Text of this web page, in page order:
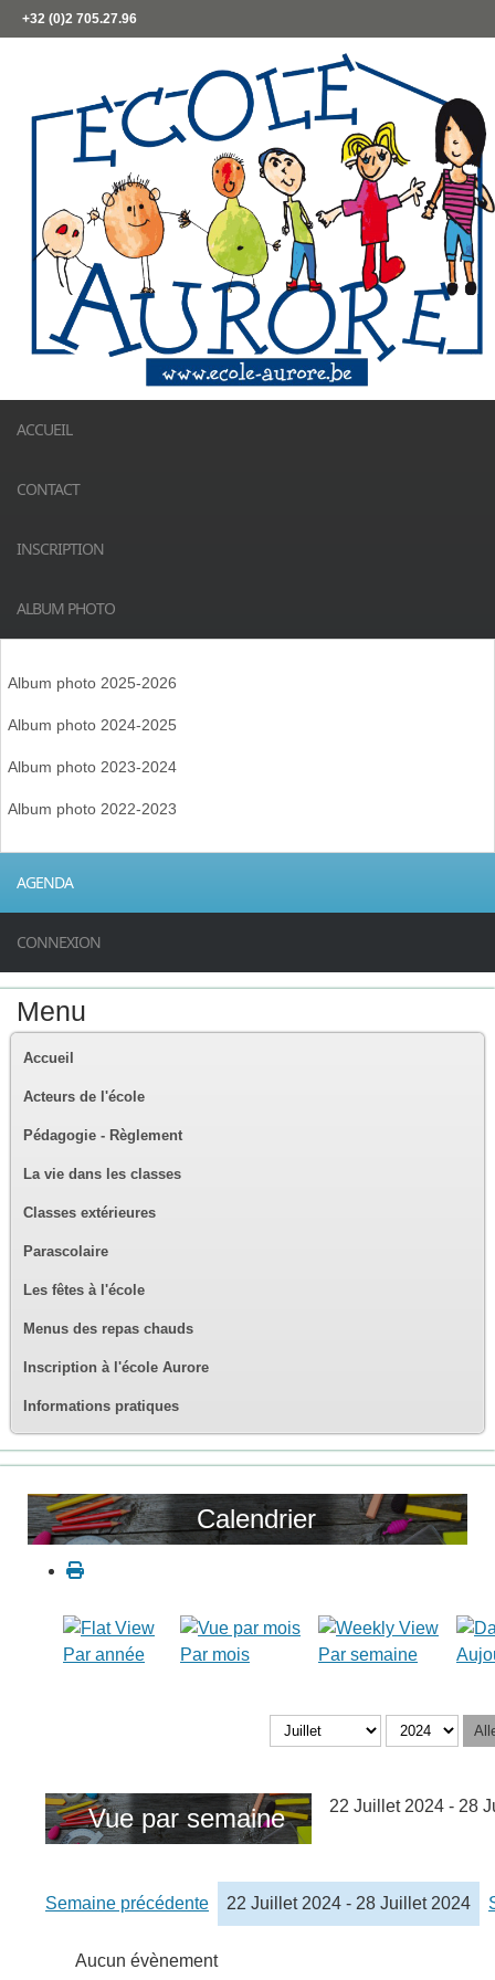
+32 (0)2 705.27.96
ACCUEIL
CONTACT
INSCRIPTION
ALBUM PHOTO
Album photo 2025-2026
Album photo 2024-2025
Album photo 2023-2024
Album photo 2022-2023
AGENDA
CONNEXION
Menu
Accueil
Acteurs de l'école
Pédagogie - Règlement
La vie dans les classes
Classes extérieures
Parascolaire
Les fêtes à l'école
Menus des repas chauds
Inscription à l'école Aurore
Informations pratiques
Calendrier
Par année Par mois Par semaine
Vue par semaine 22 Juillet 2024 - 28
Semaine précédente 22 Juillet 2024 - 28 Juillet 2024
Aucun évènement